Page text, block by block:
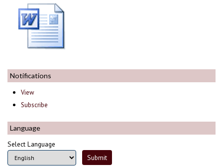
Notifications
View
Subscribe
Language
Select Language